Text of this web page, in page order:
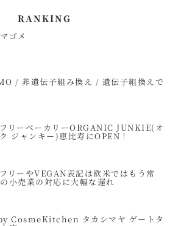
RANKING
ゴメ
/ 非遺伝子組み換え / 遺伝子組換えで
リーベーカリーORGANIC JUNKIE(オ
ジャンキー)恵比寿にOPEN！
リーやVEGAN表記は欧米ではもう常
小売業の対応に大幅な遅れ
CosmeKitchen タカシマヤ ゲートタ